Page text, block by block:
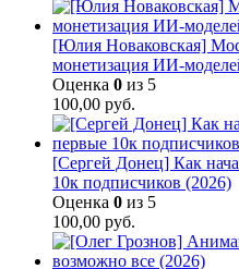
[Юлия Новаковская]
монетизация ИИ-
Оценка 0 из 5
100,00 руб.
[Сергей Донец] Как
10к подписчиков (2026)
Оценка 0 из 5
100,00 руб.